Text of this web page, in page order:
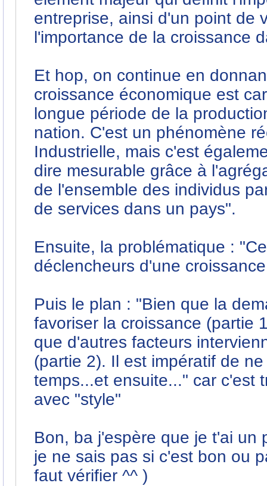
entreprise, ainsi d'un point de
l'importance de la croissance
Et hop, on continue en
croissance économique est
longue période de la
nation. C'est un phénomène
Industrielle, mais c'est
dire mesurable grâce à
de l'ensemble des individus
de services dans un pays".
Ensuite, la problématique :
déclencheurs d'une
Puis le plan : "Bien que la
favoriser la croissance (partie
que d'autres facteurs
(partie 2). Il est impératif de
temps...et ensuite..." car c'est
avec "style"
Bon, ba j'espère que je t'ai un
je ne sais pas si c'est bon ou
faut vérifier ^^ )